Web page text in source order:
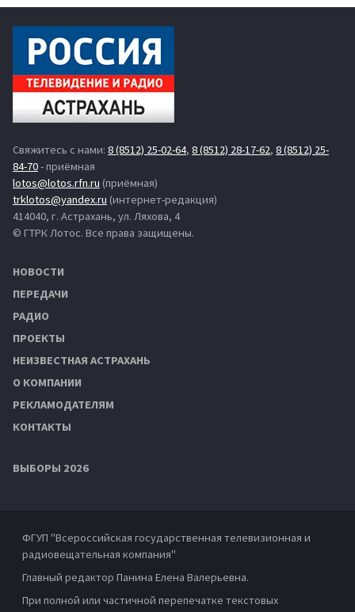
Свяжитесь с нами: 8 (8512) 25-02-64, 8 (8512) 28-17-62, 8 (8512) 25-
84-70- приёмная
lotos@lotos.rfn.ru (приёмная)
trklotos@yandex.ru (интернет-редакция)
414040, г. Астрахань, ул. Ляхова, 4
© ГТРК Лотос. Все права защищены.
НОВОСТИ
ПЕРЕДАЧИ
РАДИО
ПРОЕКТЫ
НЕИЗВЕСТНАЯ АСТРАХАНЬ
О КОМПАНИИ
РЕКЛАМОДАТЕЛЯМ
КОНТАКТЫ
ВЫБОРЫ 2026
ФГУП "Всероссийская государственная телевизионная и
радиовещательная компания"
Главный редактор Панина Елена Валерьевна.
При полной или частичной перепечатке текстовых